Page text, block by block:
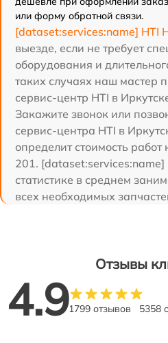
или форму обратной связи.
[dataset:services:name] HTI
выезде, если не требует
оборудования и
таких случаях наш мастер
сервис-центр HTI в
Закажите звонок или
сервис-центра HTI в
определит стоимость
201.
статистике в среднем
всех необходимых
Отзывы
4.91799 отзывов 5358